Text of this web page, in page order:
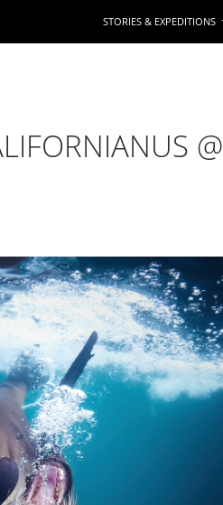
STORIES & EXPEDITIONS
@